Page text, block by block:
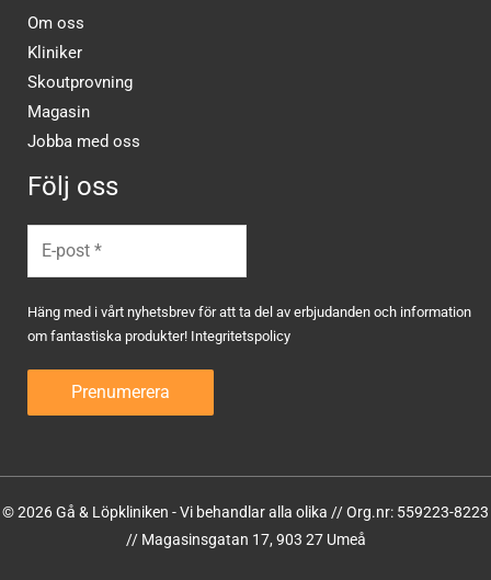
Om oss
Kliniker
Skoutprovning
Magasin
Jobba med oss
Följ oss
Häng med i vårt nyhetsbrev för att ta del av erbjudanden och information
om fantastiska produkter! Integritetspolicy
© 2026 Gå & Löpkliniken - Vi behandlar alla olika // Org.nr: 559223-8223
// Magasinsgatan 17, 903 27 Umeå